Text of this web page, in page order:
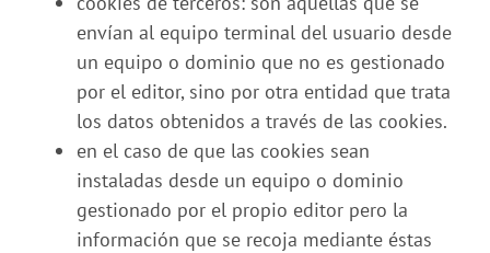
envían al equipo terminal del usuario desde
un equipo o dominio que no es gestionado
por el editor, sino por otra entidad que trata
los datos obtenidos a través de las cookies.
en el caso de que las cookies sean
instaladas desde un equipo o dominio
gestionado por el propio editor pero la
información que se recoja mediante éstas